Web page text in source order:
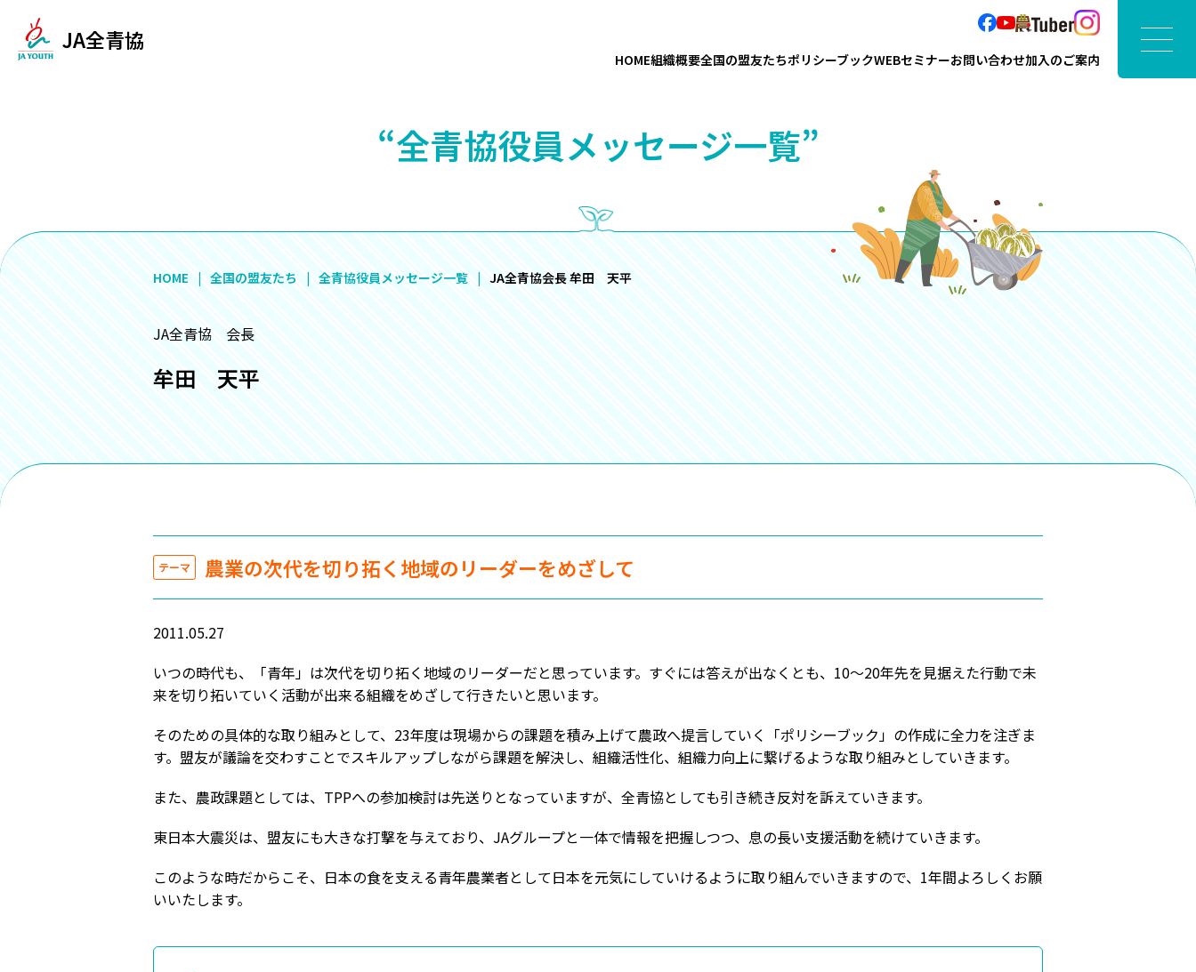
JA全青協
HOME組織概要全国の盟友たちポリシーブックWEBセミナーお問い合わせ加入のご案内
“全青協役員メッセージ一覧”
HOME 全国の盟友たち 全青協役員メッセージ一覧 JA全青協会長 牟田 天平
JA全青協 会長
牟田 天平
テーマ 農業の次代を切り拓く地域のリーダーをめざして
2011.05.27
いつの時代も、「青年」は次代を切り拓く地域のリーダーだと思っています。すぐには答えが出なくとも、10～20年先を見据えた行動で未
来を切り拓いていく活動が出来る組織をめざして行きたいと思います。
そのための具体的な取り組みとして、23年度は現場からの課題を積み上げて農政へ提言していく「ポリシーブック」の作成に全力を注ぎま
す。盟友が議論を交わすことでスキルアップしながら課題を解決し、組織活性化、組織力向上に繋げるような取り組みとしていきます。
また、農政課題としては、TPPへの参加検討は先送りとなっていますが、全青協としても引き続き反対を訴えていきます。
東日本大震災は、盟友にも大きな打撃を与えており、JAグループと一体で情報を把握しつつ、息の長い支援活動を続けていきます。
このような時だからこそ、日本の食を支える青年農業者として日本を元気にしていけるように取り組んでいきますので、1年間よろしくお願
いいたします。